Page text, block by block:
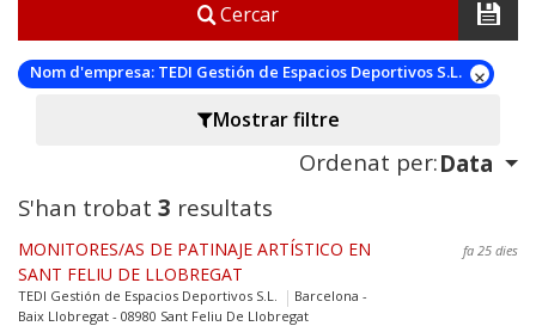
Cercar
Nom d'empresa: TEDI Gestión de Espacios Deportivos S.L.
Mostrar filtre
Ordenat per:Data
S'han trobat 3 resultats
MONITORES/AS DE PATINAJE ARTÍSTICO EN
SANT FELIU DE LLOBREGAT
fa 25 dies
TEDI Gestión de Espacios Deportivos S.L.
Barcelona -
Baix Llobregat - 08980 Sant Feliu De Llobregat